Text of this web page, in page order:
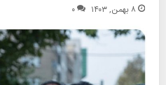
۸ بهمن, ۱۴۰۳ ۰